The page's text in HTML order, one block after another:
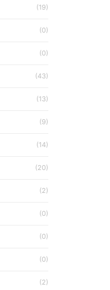
(19)
(0)
(0)
(43)
(13)
(9)
(14)
(20)
(2)
(0)
(0)
(0)
(2)